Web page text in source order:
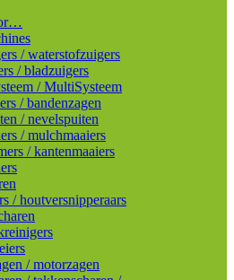
/ waterstofzuigers
/ bladzuigers
/ MultiSysteem
/ bandenzagen
/ nevelspuiten
/ mulchmaaiers
/ kantenmaaiers
/ houtversnipperaars
/ motorzagen